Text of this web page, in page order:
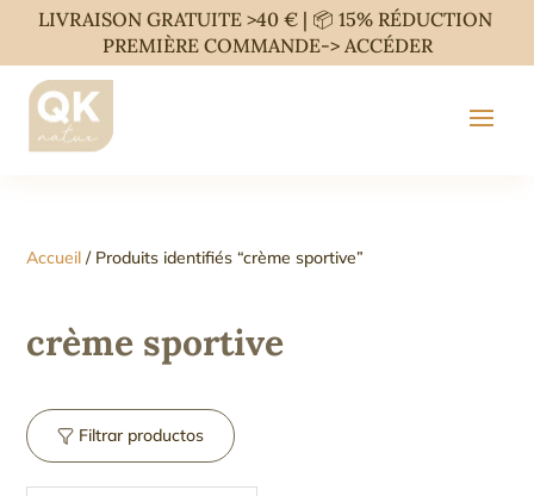
LIVRAISON GRATUITE >40 € | 📦 15% RÉDUCTION
PREMIÈRE COMMANDE-> ACCÉDER
Accueil / Produits identifiés “crème sportive”
crème sportive
Filtrar productos